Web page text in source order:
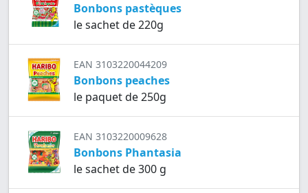
Bonbons pastèques
le sachet de 220g
EAN 3103220044209
Bonbons peaches
le paquet de 250g
EAN 3103220009628
Bonbons Phantasia
le sachet de 300 g